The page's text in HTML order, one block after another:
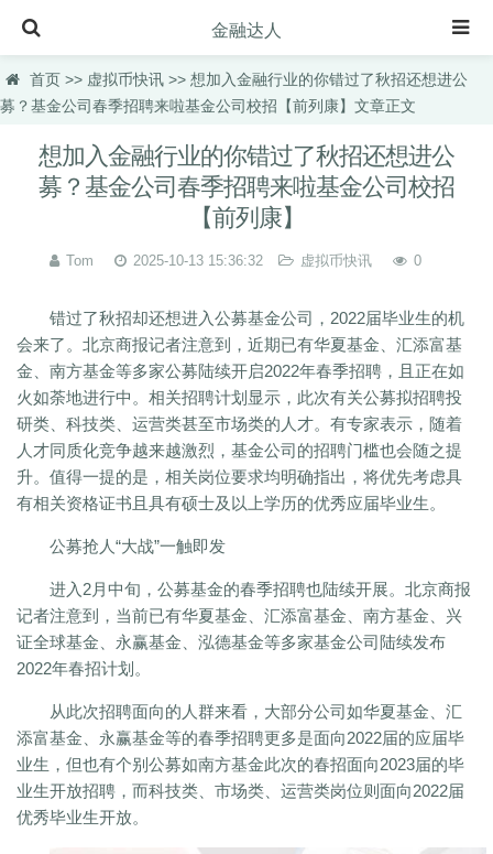
金融达人
首页
保险知识
理财规划
投资理财
理财品种
理财产品
汽车百科
首页 >> 虚拟币快讯 >> 想加入金融行业的你错过了秋招还想进公
募？基金公司春季招聘来啦基金公司校招【前列康】文章正文
想加入金融行业的你错过了秋招还想进公
募？基金公司春季招聘来啦基金公司校招
【前列康】
Tom 2025-10-13 15:36:32 虚拟币快讯 0
错过了秋招却还想进入公募基金公司，2022届毕业生的机
会来了。北京商报记者注意到，近期已有华夏基金、汇添富基
金、南方基金等多家公募陆续开启2022年春季招聘，且正在如
火如荼地进行中。相关招聘计划显示，此次有关公募拟招聘投
研类、科技类、运营类甚至市场类的人才。有专家表示，随着
人才同质化竞争越来越激烈，基金公司的招聘门槛也会随之提
升。值得一提的是，相关岗位要求均明确指出，将优先考虑具
有相关资格证书且具有硕士及以上学历的优秀应届毕业生。
公募抢人“大战”一触即发
进入2月中旬，公募基金的春季招聘也陆续开展。北京商报
记者注意到，当前已有华夏基金、汇添富基金、南方基金、兴
证全球基金、永赢基金、泓德基金等多家基金公司陆续发布
2022年春招计划。
从此次招聘面向的人群来看，大部分公司如华夏基金、汇
添富基金、永赢基金等的春季招聘更多是面向2022届的应届毕
业生，但也有个别公募如南方基金此次的春招面向2023届的毕
业生开放招聘，而科技类、市场类、运营类岗位则面向2022届
优秀毕业生开放。